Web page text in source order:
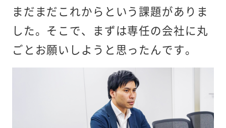
まだまだこれからという課題がありま
した。そこで、まずは専任の会社に丸
ごとお願いしようと思ったんです。